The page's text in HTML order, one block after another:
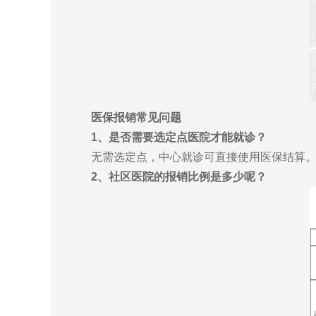
医保报销常见问题
1、是否需要选定点医院才能就诊？
无需选定点，中心就诊可直接使用医保结算。
2、社区医院的报销比例是多少呢？